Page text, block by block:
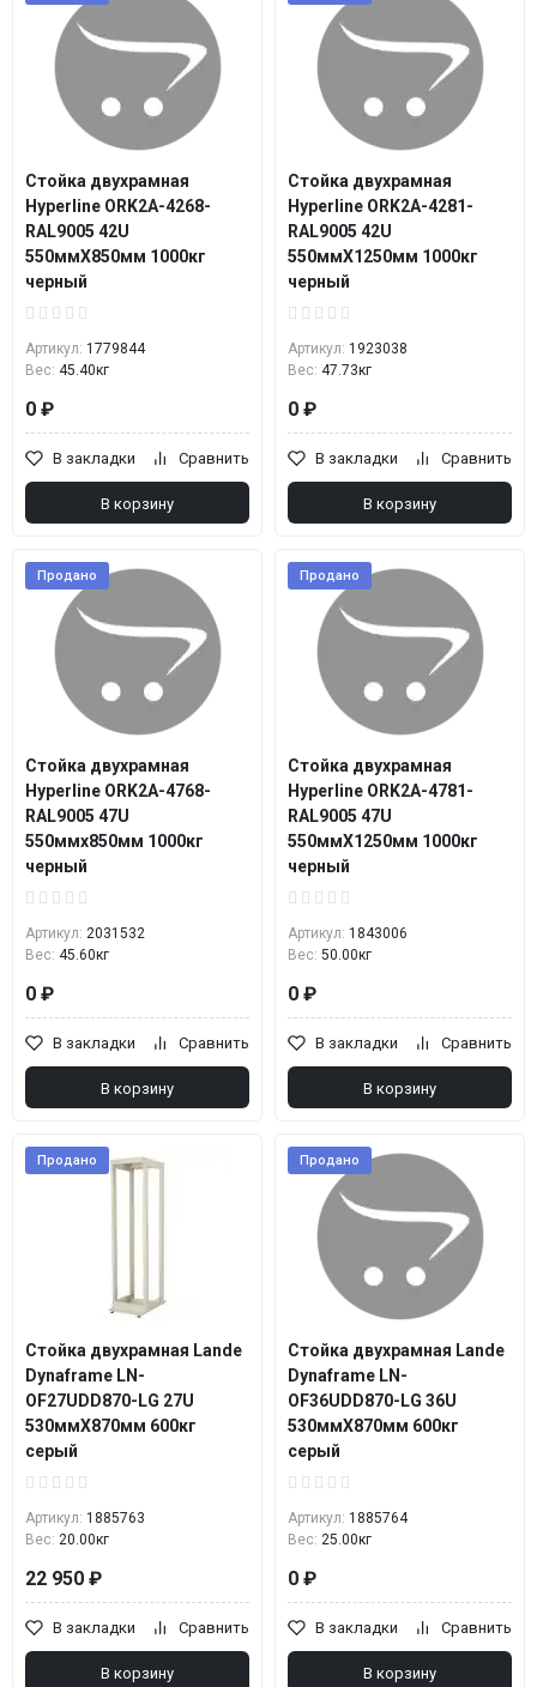
Стойка двухрамная
Hyperline ORK2A-4268-
RAL9005 42U
550ммX850мм 1000кг
черный
Артикул: 1779844
Вес: 45.40кг
0 ₽
В закладки Сравнить
В корзину
Стойка двухрамная
Hyperline ORK2A-4281-
RAL9005 42U
550ммX1250мм 1000кг
черный
Артикул: 1923038
Вес: 47.73кг
0 ₽
В закладки Сравнить
В корзину
Продано
Стойка двухрамная
Hyperline ORK2A-4768-
RAL9005 47U
550ммx850мм 1000кг
черный
Артикул: 2031532
Вес: 45.60кг
0 ₽
В закладки Сравнить
В корзину
Продано
Стойка двухрамная
Hyperline ORK2A-4781-
RAL9005 47U
550ммX1250мм 1000кг
черный
Артикул: 1843006
Вес: 50.00кг
0 ₽
В закладки Сравнить
В корзину
Продано
Стойка двухрамная Lande
Dynaframe LN-
OF27UDD870-LG 27U
530ммX870мм 600кг
серый
Артикул: 1885763
Вес: 20.00кг
22 950 ₽
В закладки Сравнить
В корзину
Продано
Стойка двухрамная Lande
Dynaframe LN-
OF36UDD870-LG 36U
530ммX870мм 600кг
серый
Артикул: 1885764
Вес: 25.00кг
0 ₽
В закладки Сравнить
В корзину